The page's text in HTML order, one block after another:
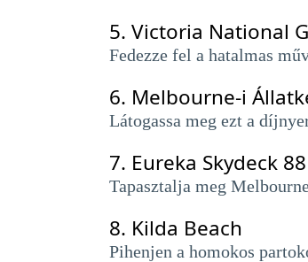
5. Victoria National
Fedezze fel a hatalmas
6. Melbourne-i
Látogassa meg ezt a
7. Eureka Skydeck 88
Tapasztalja meg
8. Kilda Beach
Pihenjen a homokos